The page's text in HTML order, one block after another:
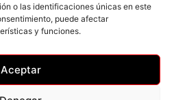
o las identificaciones únicas en este
puede afectar
y funciones.
Aceptar
al Programa Kit Digital
Next Generation (EU) del